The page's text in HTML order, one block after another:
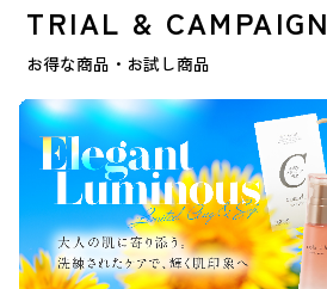
TRIAL & CAMPAIGN
お得な商品・お試し商品